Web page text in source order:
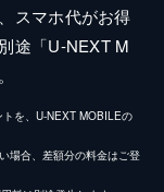
スマホ代がお得
途「U-NEXT M
を、U-NEXT MOBILEの
場合、差額分の料金はご登